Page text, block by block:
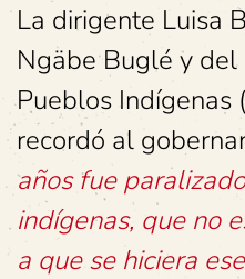
La dirigente Luisa
Ngäbe Buglé y
Pueblos Indígenas
recordó al
años fue
indígenas, que no
a que se hiciera